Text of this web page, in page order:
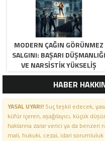
MODERN ÇAĞIN GÖRÜNMEZ
SALGINI: BAŞARI DÜŞMANLIĞI
VE NARSISTIK YÜKSELIŞ
HABER
YASAL UYARI!Suç teşkil edecek,
küfür içeren, aşağılayıcı, küçük
haklarına zarar verici ya da
mali, hukuki, cezai, idari